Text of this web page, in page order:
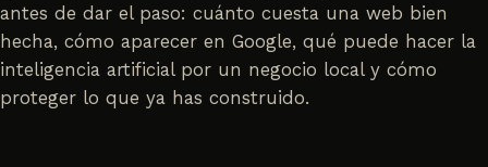
antes de dar el paso: cuánto cuesta una web bien
hecha, cómo aparecer en Google, qué puede hacer la
inteligencia artificial por un negocio local y cómo
proteger lo que ya has construido.